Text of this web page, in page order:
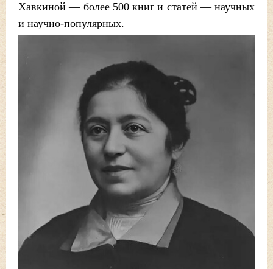
Хавкиной — более 500 книг и статей — научных
и научно-популярных.